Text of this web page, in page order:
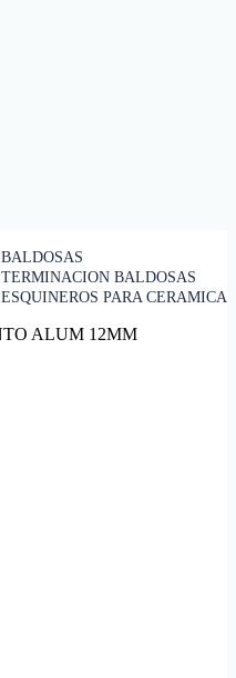
BALDOSAS
TERMINACION BALDOSAS
ESQUINEROS PARA CERAMICA